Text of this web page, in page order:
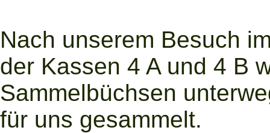
Nach unserem Besuch
der Kassen 4 A und 4 B
Sammelbüchsen
für uns gesammelt.